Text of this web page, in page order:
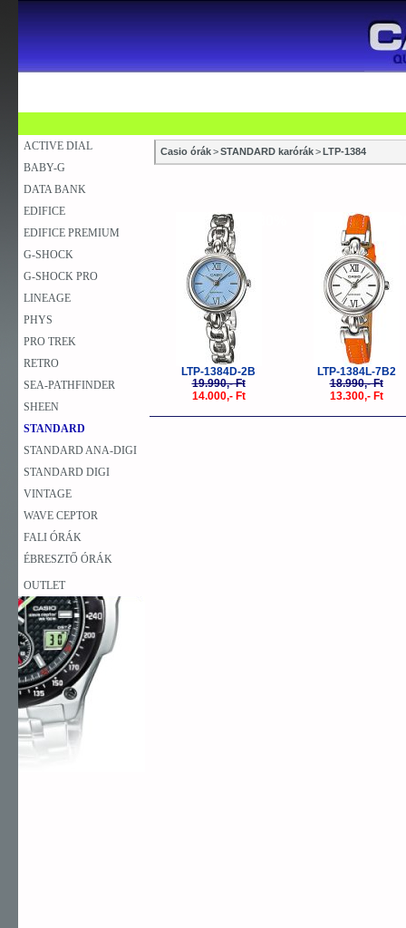
ACTIVE DIAL
BABY-G
DATA BANK
EDIFICE
EDIFICE PREMIUM
G-SHOCK
G-SHOCK PRO
LINEAGE
PHYS
PRO TREK
RETRO
SEA-PATHFINDER
SHEEN
STANDARD
STANDARD ANA-DIGI
STANDARD DIGI
VINTAGE
WAVE CEPTOR
FALI ÓRÁK
ÉBRESZTŐ ÓRÁK
OUTLET
Casio órák>STANDARD karórák>LTP-1384
LTP-1384D-2B
19.990,- Ft
14.000,- Ft
LTP-1384L-7B2
18.990,- Ft
13.300,- Ft